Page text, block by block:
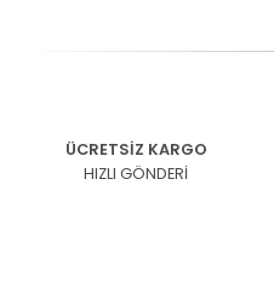
ÜCRETSİZ KARGO
HIZLI GÖNDERİ